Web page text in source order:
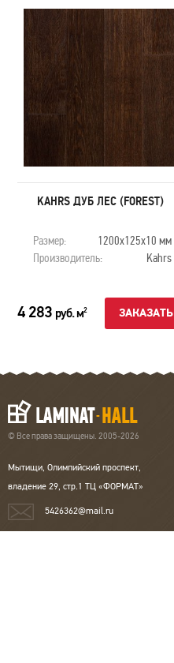
KAHRS ДУБ ЛЕС (FOREST)
Размер:
1200х125х10 мм
Производитель:
Kahrs
4 283 руб. м2 ЗАКАЗАТЬ
© Все права защищены. 2005-2026
Мытищи, Олимпийский проспект,
владение 29, стр.1 ТЦ «ФОРМАТ»
5426362@mail.ru